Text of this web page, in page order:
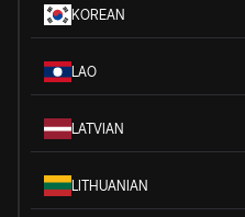
KOREAN
LAO
LATVIAN
LITHUANIAN